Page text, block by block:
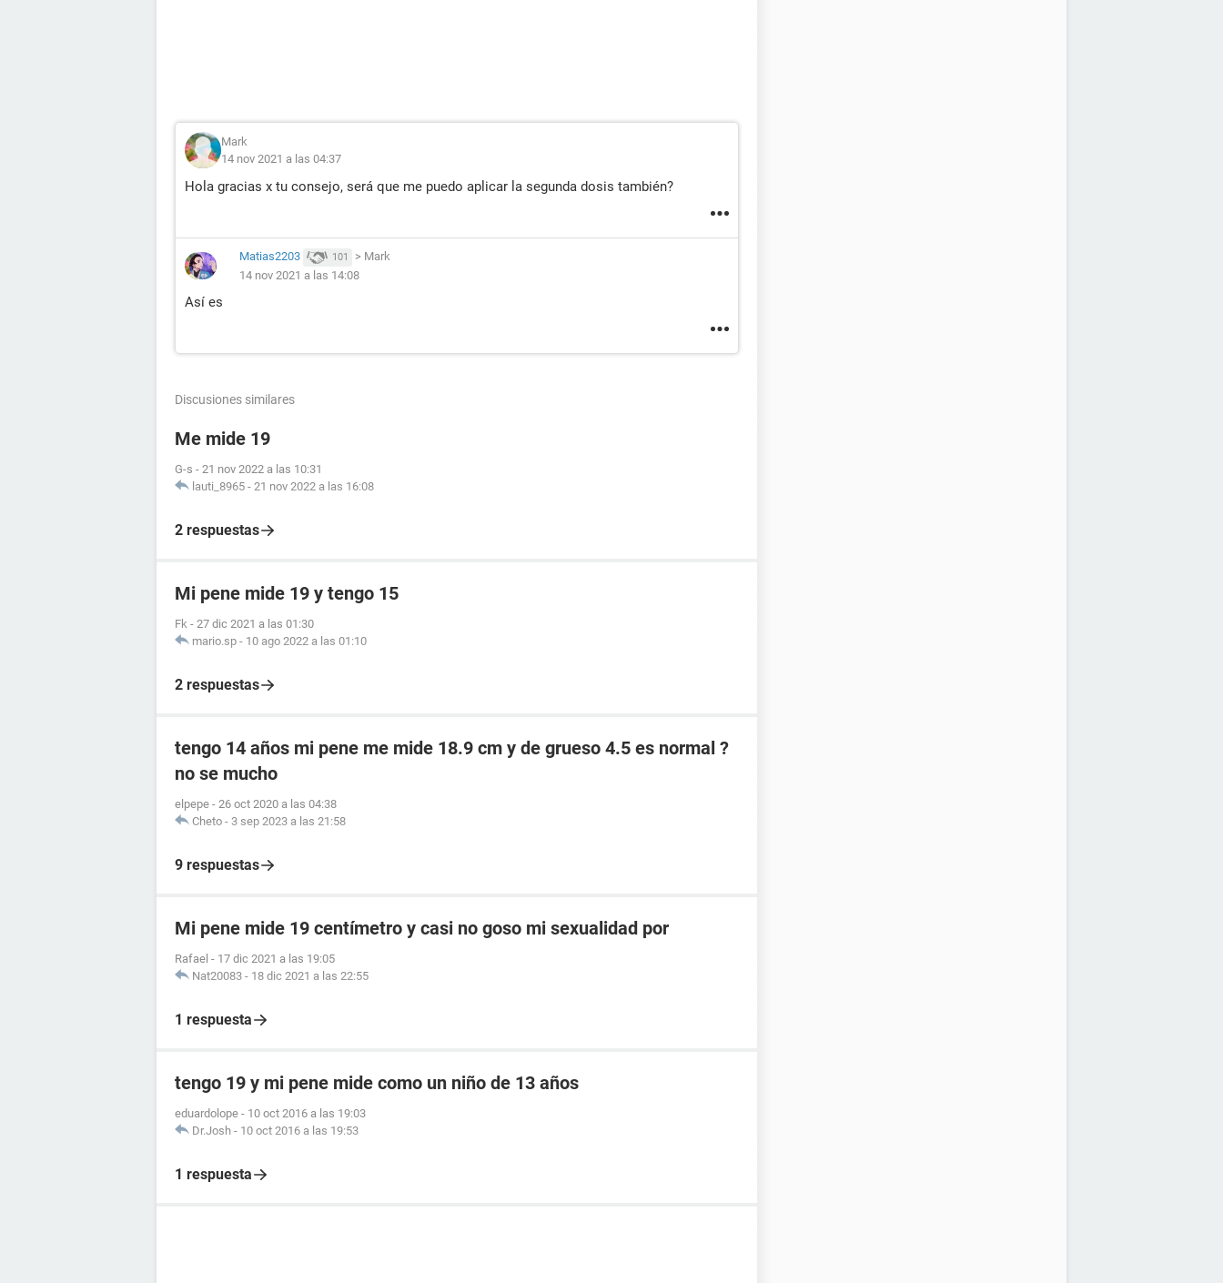
Mark
14 nov 2021 a las 04:37
Hola gracias x tu consejo, será que me puedo aplicar la segunda dosis también?
Matias2203 101 > Mark
14 nov 2021 a las 14:08
Así es
Discusiones similares
Me mide 19
G-s - 21 nov 2022 a las 10:31
lauti_8965 - 21 nov 2022 a las 16:08
2 respuestas
Mi pene mide 19 y tengo 15
Fk - 27 dic 2021 a las 01:30
mario.sp - 10 ago 2022 a las 01:10
2 respuestas
tengo 14 años mi pene me mide 18.9 cm y de grueso 4.5 es normal ?
no se mucho
elpepe - 26 oct 2020 a las 04:38
Cheto - 3 sep 2023 a las 21:58
9 respuestas
Mi pene mide 19 centímetro y casi no goso mi sexualidad por
Rafael - 17 dic 2021 a las 19:05
Nat20083 - 18 dic 2021 a las 22:55
1 respuesta
tengo 19 y mi pene mide como un niño de 13 años
eduardolope - 10 oct 2016 a las 19:03
Dr.Josh - 10 oct 2016 a las 19:53
1 respuesta